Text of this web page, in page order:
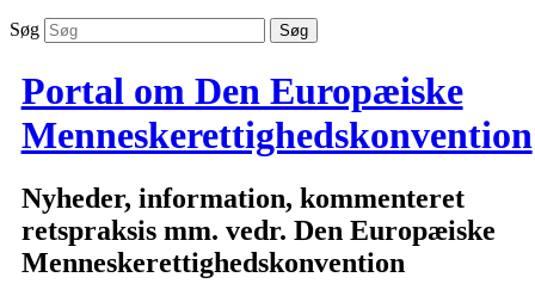
Søg
Portal om Den Europæiske
Menneskerettighedskonvention
Nyheder, information, kommenteret
retspraksis mm. vedr. Den Europæiske
Menneskerettighedskonvention